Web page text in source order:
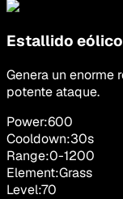
Estallido eólico
Genera un enorme
potente ataque.
Power:600
Cooldown:30s
Range:0-1200
Element:Grass
Level:70